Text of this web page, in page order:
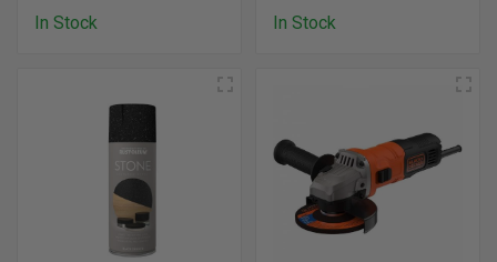
In Stock In Stock